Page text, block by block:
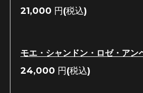
21,000 円(税込)
モエ・シャンドン・ロゼ・アン
24,000 円(税込)